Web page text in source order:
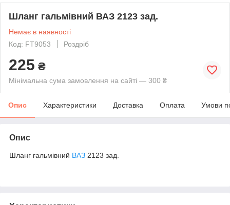
Шланг гальмівний ВАЗ 2123 зад.
Немає в наявності
Код: FT9053
Роздріб
225 ₴
Мінімальна сума замовлення на сайті — 300 ₴
Опис Характеристики Доставка Оплата Умови
Опис
Шланг гальмівний ВАЗ 2123 зад.